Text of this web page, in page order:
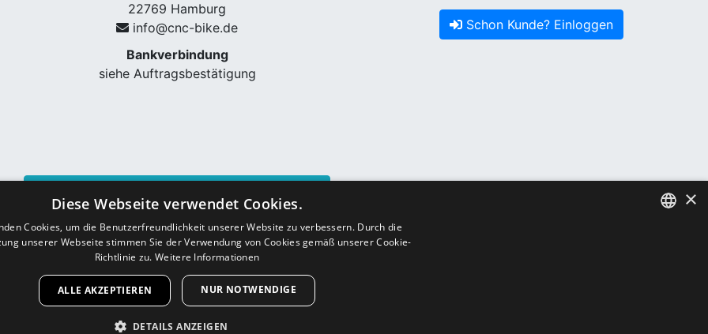
22769 Hamburg
info@cnc-bike.de
Bankverbindung
siehe Auftragsbestätigung
Schon Kunde? Einloggen
×
Diese Webseite verwendet Cookies.
Cookies, um die Benutzerfreundlichkeit unserer Website zu verbessern. Durch die
unserer Webseite stimmen Sie der Verwendung von Cookies gemäß unserer Cookie-
Richtlinie zu. Weitere Informationen
ALLE AKZEPTIEREN NUR NOTWENDIGE
DETAILS ANZEIGEN